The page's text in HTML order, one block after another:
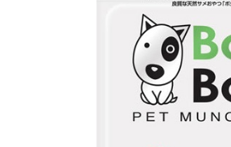
アクア・爬虫類・昆虫